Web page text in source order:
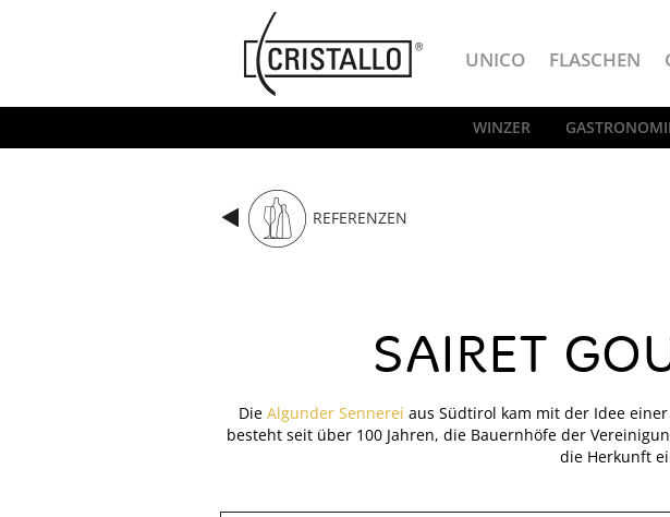
Cristallo
UNICO FLASCHEN
WINZER
REFERENZEN
SAIRET
Die Algunder Sennerei aus Südtirol kam mit der Idee
besteht seit über 100 Jahren, die Bauernhöfe der
die Herkunft